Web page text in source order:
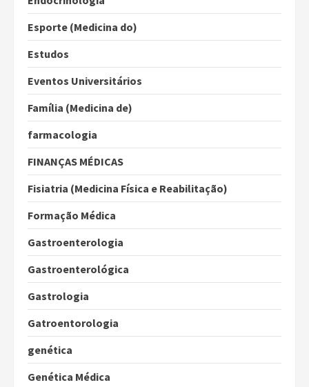
Esporte (Medicina do)
Estudos
Eventos Universitários
Família (Medicina de)
farmacologia
FINANÇAS MÉDICAS
Fisiatria (Medicina Física e Reabilitação)
Formação Médica
Gastroenterologia
Gastroenterológica
Gastrologia
Gatroentorologia
genética
Genética Médica